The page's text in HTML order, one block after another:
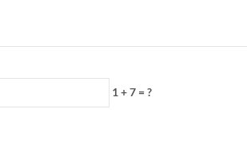
1 + 7 = ?